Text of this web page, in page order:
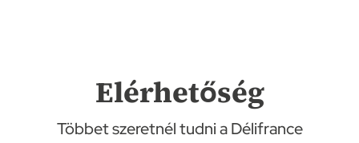
Elérhetőség
Többet szeretnél tudni a Délifrance